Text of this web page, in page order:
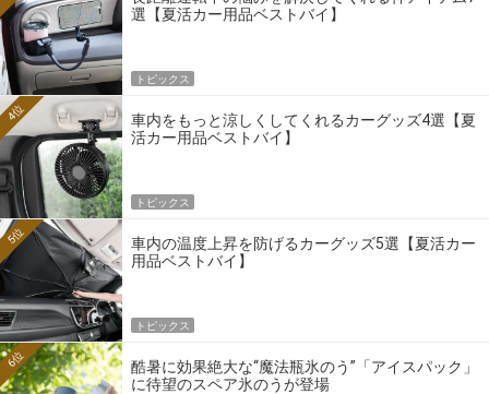
選【夏活カー用品ベストバイ】
トピックス
車内をもっと涼しくしてくれるカーグッズ4選【夏
活カー用品ベストバイ】
4位
トピックス
車内の温度上昇を防げるカーグッズ5選【夏活カー
用品ベストバイ】
5位
トピックス
酷暑に効果絶大な“魔法瓶氷のう”「アイスパック」
に待望のスペア氷のうが登場
6位